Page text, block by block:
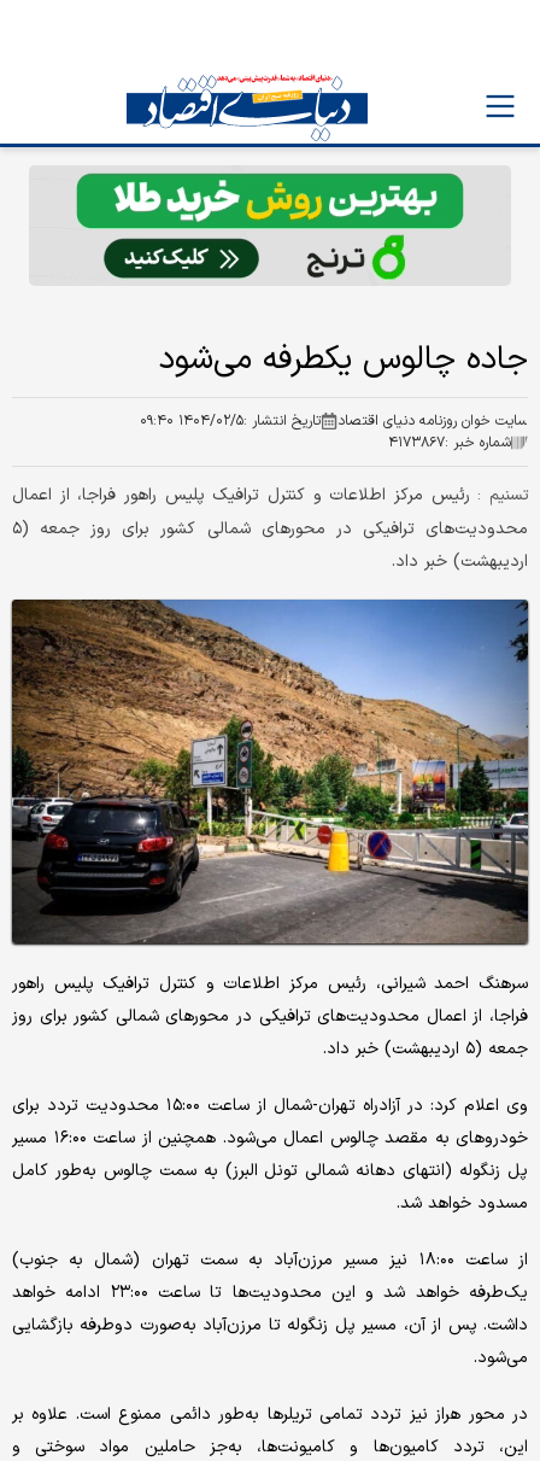
جاده چالوس یکطرفه می‌شود
سایت خوان روزنامه دنیای اقتصاد تاریخ انتشار :۱۴۰۴/۰۲/۵ ۰۹:۴۰
شماره خبر :۴۱۷۳۸۶۷
تسنیم : رئیس مرکز اطلاعات و کنترل ترافیک پلیس راهور فراجا، از اعمال
محدودیت‌های ترافیکی در محورهای شمالی کشور برای روز جمعه (۵
اردیبهشت) خبر داد.
سرهنگ احمد شیرانی، رئیس مرکز اطلاعات و کنترل ترافیک پلیس راهور
فراجا، از اعمال محدودیت‌های ترافیکی در محورهای شمالی کشور برای روز
جمعه (۵ اردیبهشت) خبر داد.
وی اعلام کرد: در آزادراه تهران-شمال از ساعت ۱۵:۰۰ محدودیت تردد برای
خودروهای به مقصد چالوس اعمال می‌شود. همچنین از ساعت ۱۶:۰۰ مسیر
پل زنگوله (انتهای دهانه شمالی تونل البرز) به سمت چالوس به‌طور کامل
مسدود خواهد شد.
از ساعت ۱۸:۰۰ نیز مسیر مرزن‌آباد به سمت تهران (شمال به جنوب)
یک‌طرفه خواهد شد و این محدودیت‌ها تا ساعت ۲۳:۰۰ ادامه خواهد
داشت. پس از آن، مسیر پل زنگوله تا مرزن‌آباد به‌صورت دوطرفه بازگشایی
می‌شود.
در محور هراز نیز تردد تمامی تریلرها به‌طور دائمی ممنوع است. علاوه بر
این، تردد کامیون‌ها و کامیونت‌ها، به‌جز حاملین مواد سوختی و